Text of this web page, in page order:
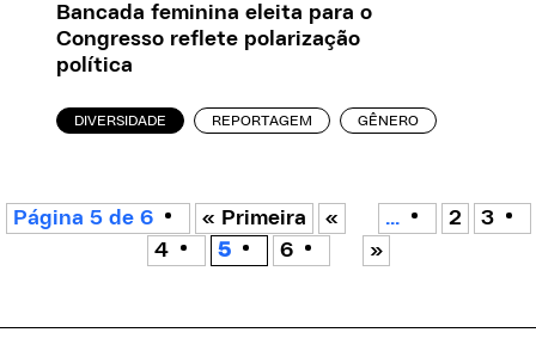
Bancada feminina eleita para o
Congresso reflete polarização
política
DIVERSIDADE REPORTAGEM GÊNERO
Página 5 de 6 « Primeira « ... 2
3
4
5 6 »